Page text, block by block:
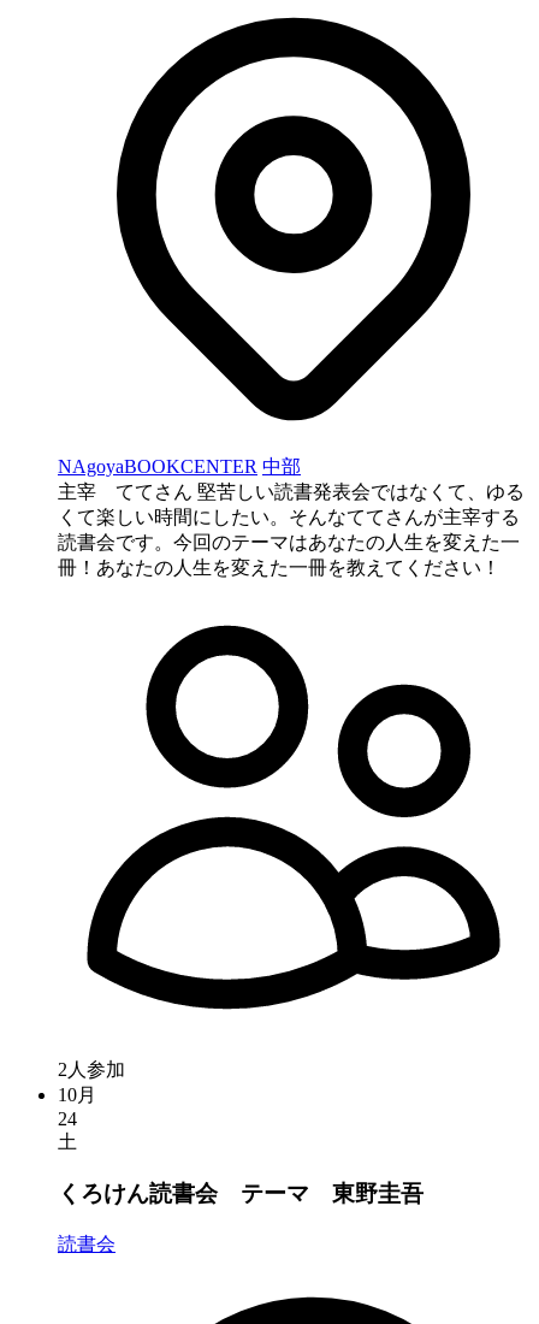
NAgoyaBOOKCENTER 中部
主宰 ててさん 堅苦しい読書発表会ではなくて、ゆる
くて楽しい時間にしたい。そんなててさんが主宰する
読書会です。今回のテーマはあなたの人生を変えた一
冊！あなたの人生を変えた一冊を教えてください！
2人参加
10月
24
土
くろけん読書会 テーマ 東野圭吾
読書会